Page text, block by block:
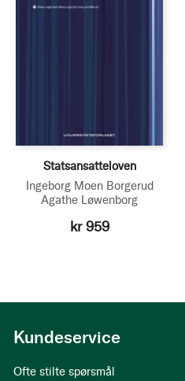
Statsansatteloven
Ingeborg Moen Borgerud
Agathe Løwenborg
kr 959
Kundeservice
Ofte stilte spørsmål